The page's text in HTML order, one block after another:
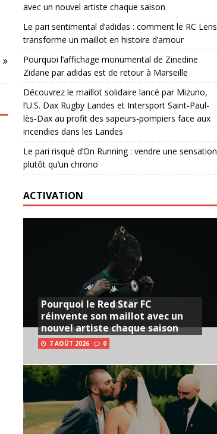
avec un nouvel artiste chaque saison
Le pari sentimental d’adidas : comment le RC Lens
transforme un maillot en histoire d’amour
Pourquoi l’affichage monumental de Zinedine
Zidane par adidas est de retour à Marseille
Découvrez le maillot solidaire lancé par Mizuno,
l’U.S. Dax Rugby Landes et Intersport Saint-Paul-
lès-Dax au profit des sapeurs-pompiers face aux
incendies dans les Landes
Le pari risqué d’On Running : vendre une sensation
plutôt qu’un chrono
ACTIVATION
Pourquoi le Red Star FC
réinvente son maillot avec un
nouvel artiste chaque saison
7 AOÛT 2026 0